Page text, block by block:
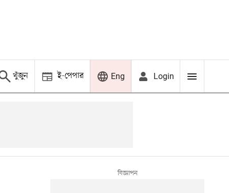
খুঁজুন ই-পেপার Eng Login